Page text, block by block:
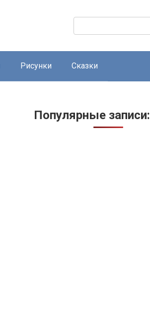
Поиск:
Рисунки Сказки
Популярные записи: